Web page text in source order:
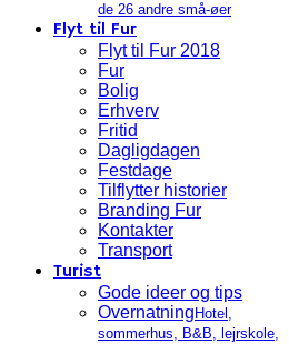
de 26 andre små-øer
Flyt til Fur
Flyt til Fur 2018
Fur
Bolig
Erhverv
Fritid
Dagligdagen
Festdage
Tilflytter historier
Branding Fur
Kontakter
Transport
Turist
Gode ideer og tips
Overnatning Hotel,
sommerhus, B&B, lejrskole,